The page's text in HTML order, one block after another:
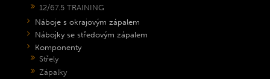
12/67.5 TRAINING
Náboje s okrajovým zápalem
Nábojky se středovým zápalem
Komponenty
Střely
Zápalky